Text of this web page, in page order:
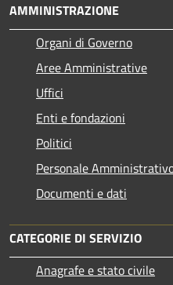
AMMINISTRAZIONE
Organi di Governo
Aree Amministrative
Uffici
Enti e fondazioni
Politici
Personale
Documenti e dati
CATEGORIE DI SERVIZIO
Anagrafe e stato civile